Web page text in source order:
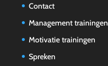
Contact
Management trainingen
Motivatie trainingen
Spreken